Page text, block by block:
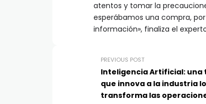
atentos y tomar la
esperábamos una compra,
información», finaliza el
PREVIOUS POST
Inteligencia Artificial: una
que innova a la industria
transforma las